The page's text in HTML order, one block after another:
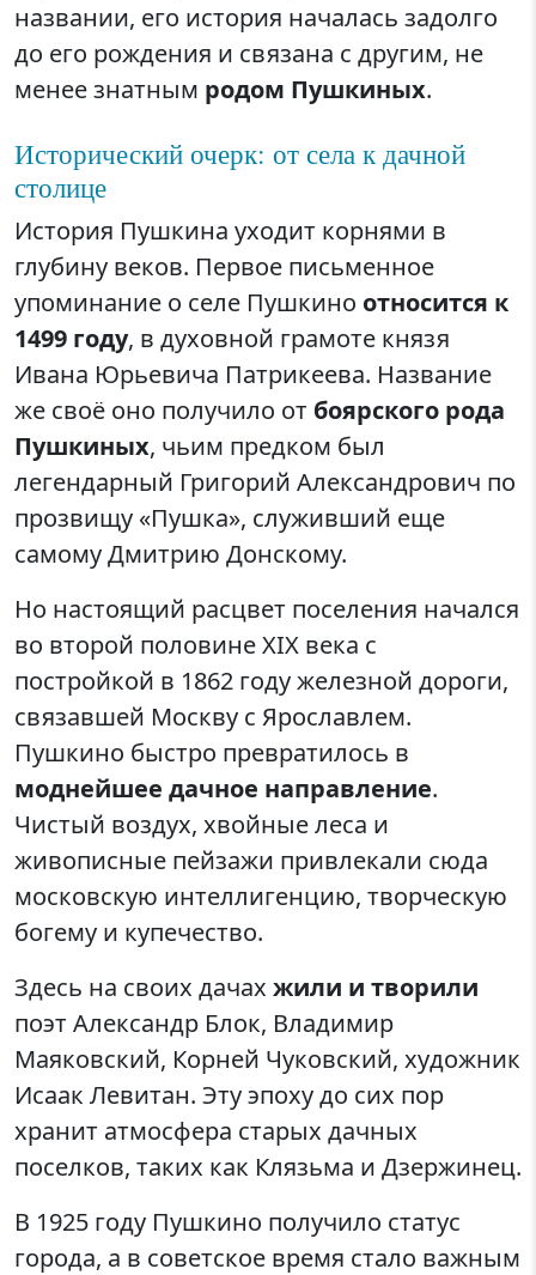
названии, его история началась задолго
до его рождения и связана с другим, не
менее знатным родом Пушкиных.
Исторический очерк: от села к дачной
столице
История Пушкина уходит корнями в
глубину веков. Первое письменное
упоминание о селе Пушкино относится к
1499 году, в духовной грамоте князя
Ивана Юрьевича Патрикеева. Название
же своё оно получило от боярского рода
Пушкиных, чьим предком был
легендарный Григорий Александрович по
прозвищу «Пушка», служивший еще
самому Дмитрию Донскому.
Но настоящий расцвет поселения начался
во второй половине XIX века с
постройкой в 1862 году железной дороги,
связавшей Москву с Ярославлем.
Пушкино быстро превратилось в
моднейшее дачное направление.
Чистый воздух, хвойные леса и
живописные пейзажи привлекали сюда
московскую интеллигенцию, творческую
богему и купечество.
Здесь на своих дачах жили и творили
поэт Александр Блок, Владимир
Маяковский, Корней Чуковский, художник
Исаак Левитан. Эту эпоху до сих пор
хранит атмосфера старых дачных
поселков, таких как Клязьма и Дзержинец.
В 1925 году Пушкино получило статус
города, а в советское время стало важным